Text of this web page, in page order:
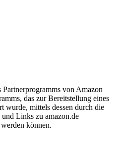
von Amazon
das zur Bereitstellung eines
wurde, mittels dessen durch die
Links zu amazon.de
können.